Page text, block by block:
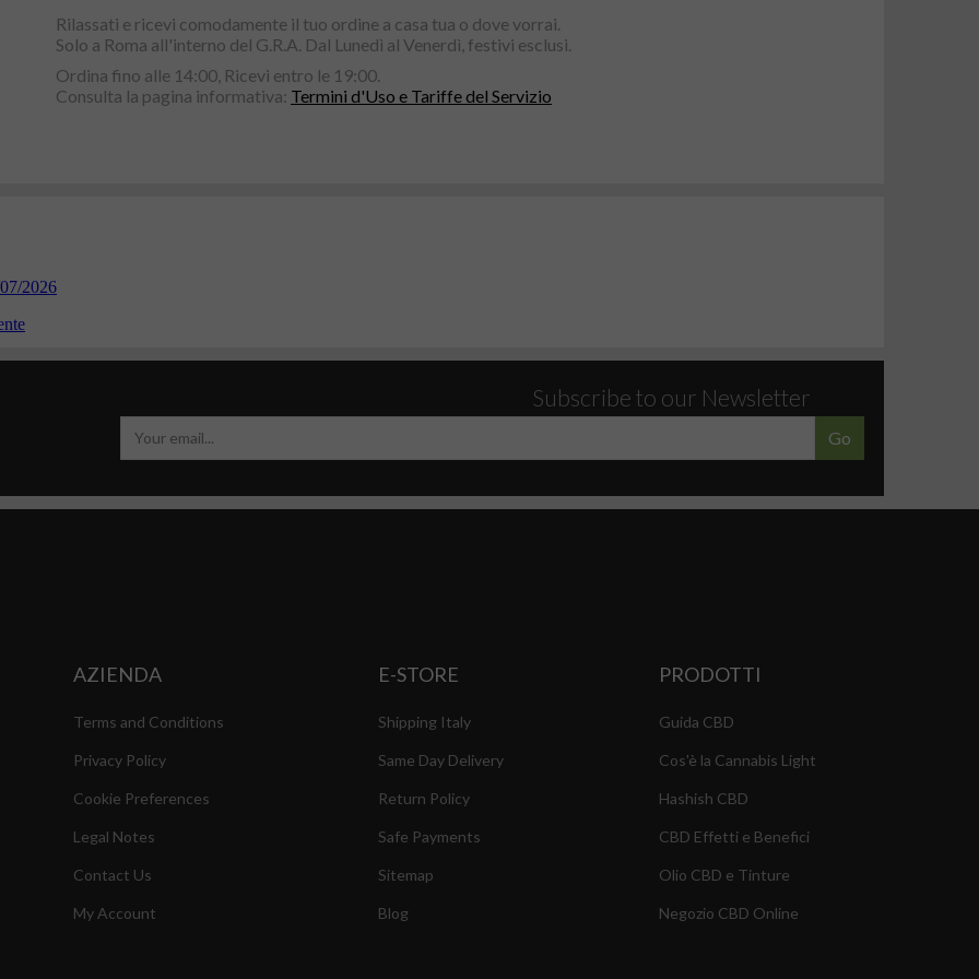
Rilassati e ricevi comodamente il tuo ordine a casa tua o dove vorrai.
Solo a Roma all'interno del G.R.A. Dal Lunedì al Venerdì, festivi esclusi.
Ordina fino alle 14:00, Ricevi entro le 19:00.
Consulta la pagina informativa: Termini d'Uso e Tariffe del Servizio
Subscribe to our Newsletter
Go
AZIENDA
Terms and Conditions
Privacy Policy
Cookie Preferences
Legal Notes
Contact Us
My Account
E-STORE
Shipping Italy
Same Day Delivery
Return Policy
Safe Payments
Sitemap
Blog
PRODOTTI
Guida CBD
Cos'è la Cannabis Light
Hashish CBD
CBD Effetti e Benefici
Olio CBD e Tinture
Negozio CBD Online